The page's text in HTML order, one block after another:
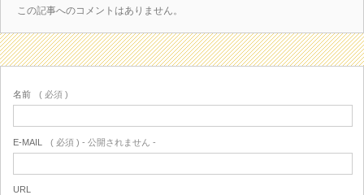
この記事へのコメントはありません。
名前 ( 必須 )
E-MAIL ( 必須 ) - 公開されません -
URL